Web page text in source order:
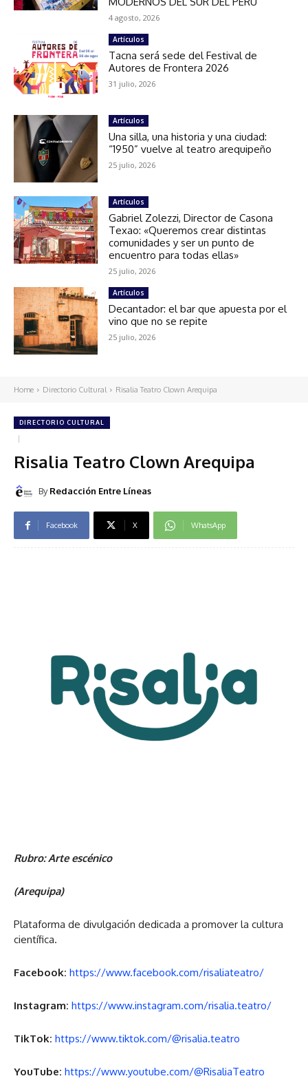
4 agosto, 2026
Artículos
Tacna será sede del Festival de
Autores de Frontera 2026
31 julio, 2026
Artículos
Una silla, una historia y una ciudad:
“1950” vuelve al teatro arequipeño
25 julio, 2026
Artículos
Gabriel Zolezzi, Director de Casona
Texao: «Queremos crear distintas
comunidades y ser un punto de
encuentro para todas ellas»
25 julio, 2026
Artículos
Decantador: el bar que apuesta por el
vino que no se repite
25 julio, 2026